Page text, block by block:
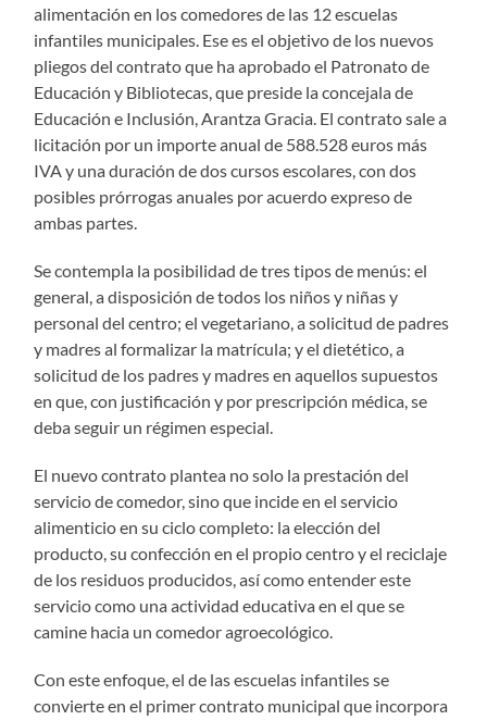
alimentación en los comedores de las 12 escuelas
infantiles municipales. Ese es el objetivo de los nuevos
pliegos del contrato que ha aprobado el Patronato de
Educación y Bibliotecas, que preside la concejala de
Educación e Inclusión, Arantza Gracia. El contrato sale a
licitación por un importe anual de 588.528 euros más
IVA y una duración de dos cursos escolares, con dos
posibles prórrogas anuales por acuerdo expreso de
ambas partes.
Se contempla la posibilidad de tres tipos de menús: el
general, a disposición de todos los niños y niñas y
personal del centro; el vegetariano, a solicitud de padres
y madres al formalizar la matrícula; y el dietético, a
solicitud de los padres y madres en aquellos supuestos
en que, con justificación y por prescripción médica, se
deba seguir un régimen especial.
El nuevo contrato plantea no solo la prestación del
servicio de comedor, sino que incide en el servicio
alimenticio en su ciclo completo: la elección del
producto, su confección en el propio centro y el reciclaje
de los residuos producidos, así como entender este
servicio como una actividad educativa en el que se
camine hacia un comedor agroecológico.
Con este enfoque, el de las escuelas infantiles se
convierte en el primer contrato municipal que incorpora